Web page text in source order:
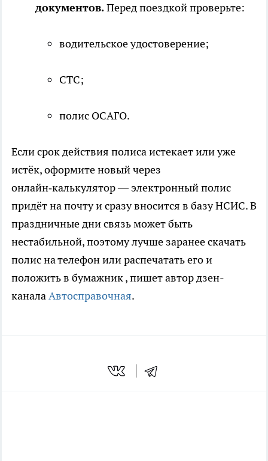
документов.Перед поездкой проверьте:
водительское удостоверение;
СТС;
полис ОСАГО.
Если срок действия полиса истекает или уже
истёк, оформите новый через
онлайн‑калькулятор — электронный полис
придёт на почту и сразу вносится в базу НСИС. В
праздничные дни связь может быть
нестабильной, поэтому лучше заранее скачать
полис на телефон или распечатать его и
положить в бумажник, пишет автор дзен-
каналаАвтосправочная.